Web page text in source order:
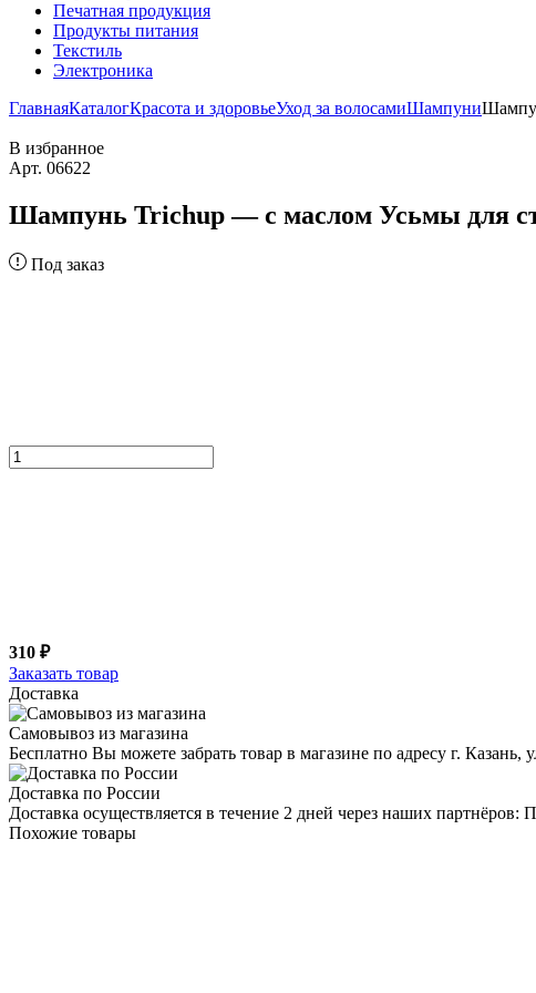
Печатная продукция
Продукты питания
Текстиль
Электроника
ГлавнаяКаталогКрасота и здоровьеУход за волосамиШампуни
В избранное
Арт. 06622
Шампунь Trichup — с маслом Усьмы для
Под заказ
310 ₽
Заказать товар
Доставка
Самовывоз из магазина
Бесплатно Вы можете забрать товар в магазине по адресу г.
Доставка по России
Доставка осуществляется в течение 2 дней через наших
Похожие товары